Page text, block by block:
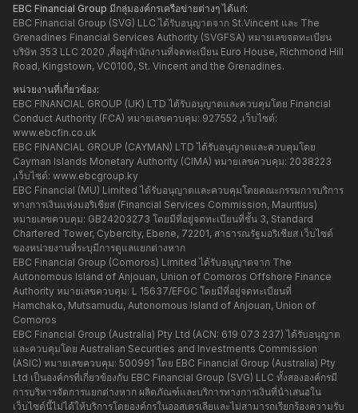
EBC Financial Group มีกลุ่มองค์กรเครือข่ายต่างๆ ได้แก่:
EBC Financial Group (SVG) LLC ได้รับอนุญาตจาก St.Vincent และ The
Grenadines Financial Services Authority (SVGFSA) หมายเลขจดทะเบียน
บริษัท 353 LLC 2020 ,ที่อยู่สำนักงานที่จดทะเบียน Euro House, Richmond Hill
Road, Kingstown, VC0100, St. Vincent and the Grenadines.
หน่วยงานที่เกี่ยวข้อง:
EBC FINANCIAL GROUP (UK) LTD ได้รับอนุญาตและควบคุมโดย Financial
Conduct Authority (FCA) หมายเลขควบคุม: 927552 ,เว็บไซต์:
www.ebcfin.co.uk
EBC FINANCIAL GROUP (CAYMAN) LTD ได้รับอนุญาตและควบคุมโดย
Cayman Islands Monetary Authority (CIMA) หมายเลขควบคุม: 2038223
,เว็บไซต์: www.ebcgroup.ky
EBC Financial (MU) Limited ได้รับอนุญาตและควบคุมโดยคณะกรรมการบริการ
ทางการเงินแห่งมอริเชียส (Financial Services Commission, Mauritius)
หมายเลขควบคุม: GB24203273 โดยมีที่อยู่จดทะเบียนที่ชั้น 3, Standard
Chartered Tower, Cybercity, Ebene, 72201, สาธารณรัฐมอริเชียส เว็บไซต์
ของหน่วยงานที่ระบุมีการดูแลแยกต่างหาก
EBC Financial Group (Comoros) Limited ได้รับอนุญาตจาก The
Autonomous Island of Anjouan, Union of Comoros Offshore Finance
Authority หมายเลขควบคุม: L 15637/EFGC โดยมีที่อยู่จดทะเบียนที่
Hamchako, Mutsamudu, Autonomous Island of Anjouan, Union of
Comoros
EBC Financial Group (Australia) Pty Ltd (ACN: 619 073 237) ได้รับอนุญาต
และควบคุมโดย Australian Securities and Investments Commission
(ASIC) หมายเลขควบคุม: 500991 โดย EBC Financial Group (Australia) Pty
Ltd เป็นองค์กรที่เกี่ยวข้องกับ EBC Financial Group (SVG) LLC ทั้งสององค์กรมี
การบริหารจัดการแยกต่างหาก ผลิตภัณฑ์และบริการทางการเงินที่นำเสนอใน
เว็บไซต์นี้ไม่ได้ให้บริการโดยองค์กรในออสเตรเลียและไม่สามารถเรียกร้องความรับ